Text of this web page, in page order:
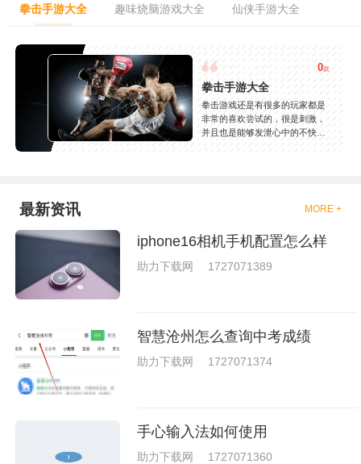
拳击手游大全 趣味烧脑游戏大全 仙侠手游大全
0款
拳击手游大全
拳击游戏还是有很多的玩家都是
非常的喜欢尝试的，很是刺激，
并且也是能够发泄心中的不快
够去进行体验的，我们也是能够
就是收集了一些有意思的拳击游
最新资讯 MORE +
iphone16相机手机配置怎么样
助力下载网 1727071389
智慧沧州怎么查询中考成绩
助力下载网 1727071374
手心输入法如何使用
助力下载网 1727071360